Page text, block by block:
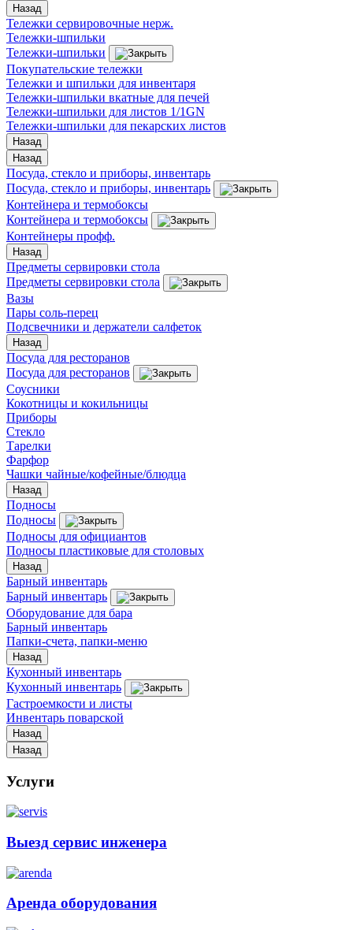
Назад
Тележки сервировочные нерж.
Тележки-шпильки
Тележки-шпильки
Покупательские тележки
Тележки и шпильки для инвентаря
Тележки-шпильки вкатные для печей
Тележки-шпильки для листов 1/1GN
Тележки-шпильки для пекарских листов
Назад
Назад
Посуда, стекло и приборы, инвентарь
Посуда, стекло и приборы, инвентарь
Контейнера и термобоксы
Контейнера и термобоксы
Контейнеры профф.
Назад
Предметы сервировки стола
Предметы сервировки стола
Вазы
Пары соль-перец
Подсвечники и держатели салфеток
Назад
Посуда для ресторанов
Посуда для ресторанов
Соусники
Кокотницы и кокильницы
Приборы
Стекло
Тарелки
Фарфор
Чашки чайные/кофейные/блюдца
Назад
Подносы
Подносы
Подносы для официантов
Подносы пластиковые для столовых
Назад
Барный инвентарь
Барный инвентарь
Оборудование для бара
Барный инвентарь
Папки-счета, папки-меню
Назад
Кухонный инвентарь
Кухонный инвентарь
Гастроемкости и листы
Инвентарь поварской
Назад
Назад
Услуги
Выезд сервис инженера
Аренда оборудования